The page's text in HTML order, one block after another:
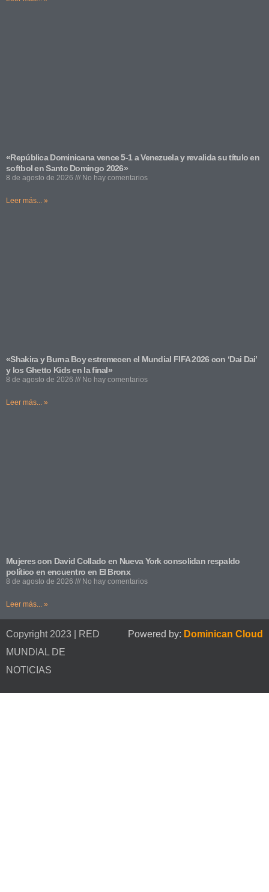
«República Dominicana vence 5-1 a Venezuela y revalida su título en
softbol en Santo Domingo 2026»
8 de agosto de 2026 No hay comentarios
Leer más... »
«Shakira y Burna Boy estremecen el Mundial FIFA 2026 con ‘Dai Dai’
y los Ghetto Kids en la final»
8 de agosto de 2026 No hay comentarios
Leer más... »
Mujeres con David Collado en Nueva York consolidan respaldo
político en encuentro en El Bronx
8 de agosto de 2026 No hay comentarios
Leer más... »
Copyright 2023 | RED
MUNDIAL DE
NOTICIAS
Powered by: Dominican Cloud